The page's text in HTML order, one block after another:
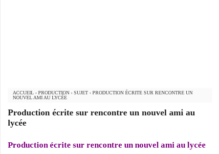
ACCUEIL › PRODUCTION › SUJET › PRODUCTION ÉCRITE SUR RENCONTRE UN
NOUVEL AMI AU LYCÉE
Production écrite sur rencontre un nouvel ami au
lycée
Production écrite sur rencontre un nouvel ami au lycée